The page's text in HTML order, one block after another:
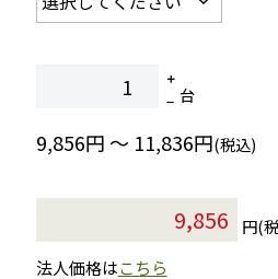
台
9,856円 ～ 11,836円(税込)
円(
法人価格はこちら